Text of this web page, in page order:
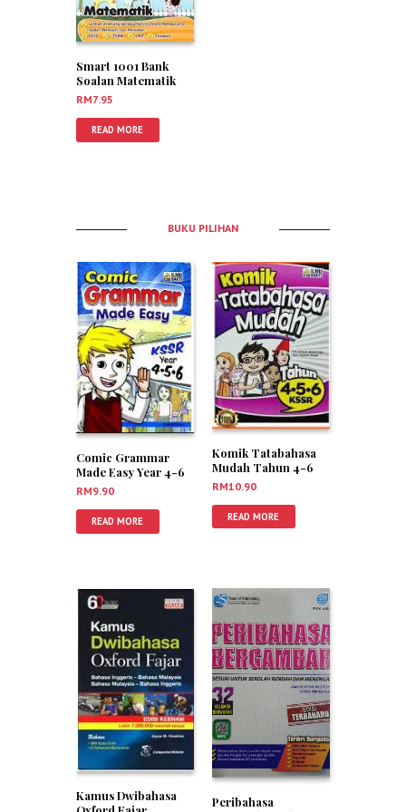
Smart 1001 Bank
Soalan Matematik
Tahun 6
RM7.95
READ MORE
BUKU PILIHAN
Comic Grammar
Made Easy Year 4-6
RM9.90
READ MORE
Komik Tatabahasa
Mudah Tahun 4-6
RM10.90
READ MORE
Kamus Dwibahasa
Peribahasa